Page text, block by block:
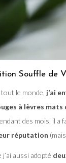
Souffle de
le monde, j’ai
à lèvres mats
des mois, il a
réputation
aussi adopté